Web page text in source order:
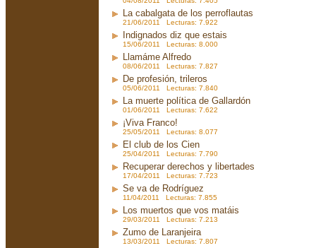
La cabalgata de los perroflautas
21/06/2011 Lecturas: 7.922
Indignados diz que estais
15/06/2011 Lecturas: 8.000
Llamáme Alfredo
08/06/2011 Lecturas: 7.827
De profesión, trileros
05/06/2011 Lecturas: 7.840
La muerte política de Gallardón
01/06/2011 Lecturas: 7.622
¡Viva Franco!
25/05/2011 Lecturas: 8.077
El club de los Cien
25/04/2011 Lecturas: 7.790
Recuperar derechos y libertades
17/04/2011 Lecturas: 7.723
Se va de Rodríguez
11/04/2011 Lecturas: 7.855
Los muertos que vos matáis
29/03/2011 Lecturas: 7.213
Zumo de Laranjeira
13/03/2011 Lecturas: 7.807